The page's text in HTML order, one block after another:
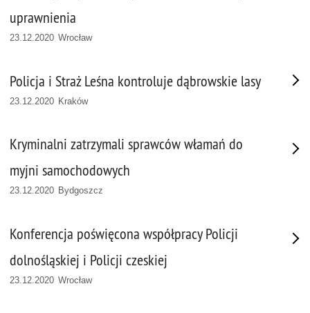
uprawnienia
23.12.2020 Wrocław
Policja i Straż Leśna kontroluje dąbrowskie lasy
23.12.2020 Kraków
Kryminalni zatrzymali sprawców włamań do
myjni samochodowych
23.12.2020 Bydgoszcz
Konferencja poświęcona współpracy Policji
dolnośląskiej i Policji czeskiej
23.12.2020 Wrocław